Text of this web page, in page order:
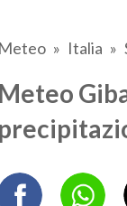
Meteo Italia
Meteo